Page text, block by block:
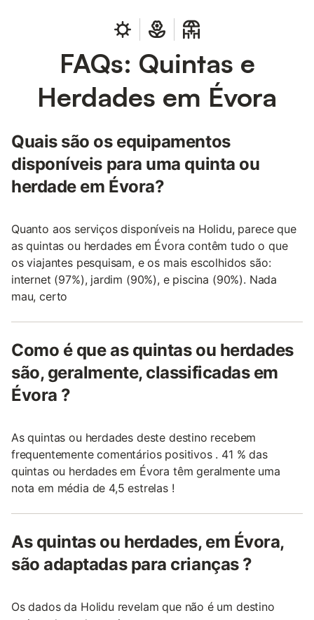
FAQs: Quintas e
Herdades em Évora
Quais são os equipamentos
disponíveis para uma quinta ou
herdade em Évora?
Quanto aos serviços disponíveis na Holidu, parece que
as quintas ou herdades em Évora contêm tudo o que
os viajantes pesquisam, e os mais escolhidos são:
internet (97%), jardim (90%), e piscina (90%). Nada
mau, certo
Como é que as quintas ou herdades
são, geralmente, classificadas em
Évora ?
As quintas ou herdades deste destino recebem
frequentemente comentários positivos . 41 % das
quintas ou herdades em Évora têm geralmente uma
nota em média de 4,5 estrelas !
As quintas ou herdades, em Évora,
são adaptadas para crianças ?
Os dados da Holidu revelam que não é um destino